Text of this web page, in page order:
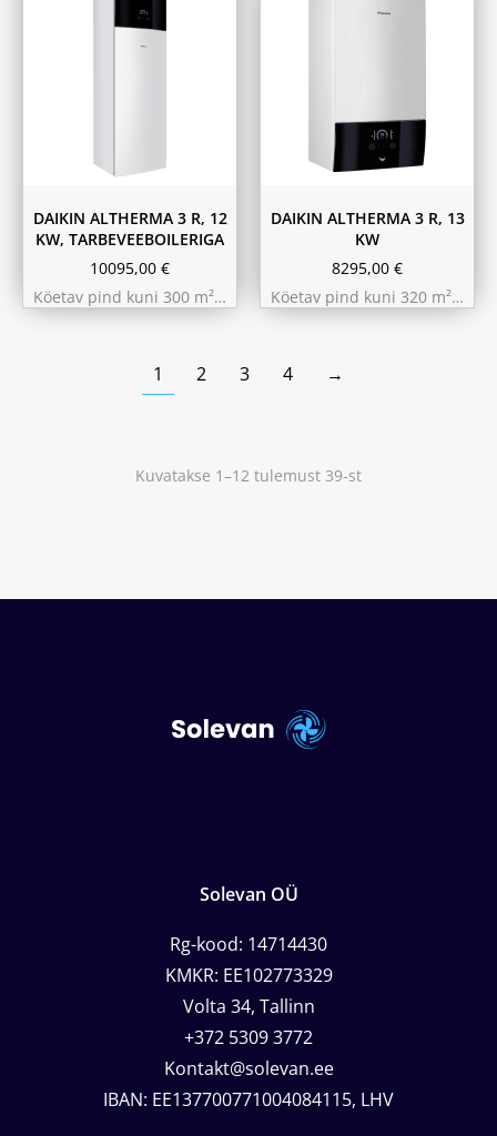
230L
DAIKIN ALTHERMA 3 R, 12
KW, TARBEVEEBOILERIGA
10095,00 €
Köetav pind kuni 300 m²…
DAIKIN ALTHERMA 3 R, 13
KW
8295,00 €
Köetav pind kuni 320 m²…
1 2 3 4 →
Kuvatakse 1–12 tulemust 39-st
Solevan OÜ
Rg-kood: 14714430
KMKR: EE102773329
Volta 34, Tallinn
+372 5309 3772
Kontakt@solevan.ee
IBAN: EE137700771004084115, LHV